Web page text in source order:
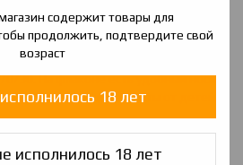
содержит товары для
продолжить, подтвердите свой
возраст
18 лет
исполнилось 18 лет
в компактном флаконе
для данной линейки заправок
30. На флаконе есть удобный носик-
колпачок для защиты от детей и
для вас.